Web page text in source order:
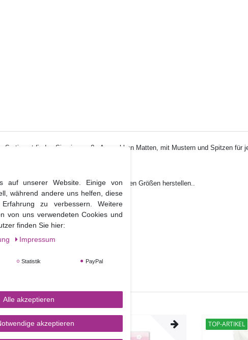
finden Sie eine große Auswahl an Matten, mit Mustern und Spitzen für
können.
essbare Pailetten in zwei verschiedenen Größen herstellen..
TOP-ARTIKEL
auf unserer Website. Einige von
während andere uns helfen, diese
zu verbessern. Weitere
von uns verwendeten Cookies und
finden Sie hier:
Impressum
Statistik PayPal
Alle akzeptieren
akzeptieren